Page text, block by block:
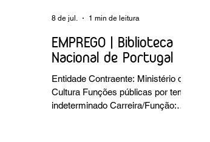
EMPREGO | Biblioteca
Nacional de Portugal
Entidade Contraente: Ministério da
Cultura Funções públicas por tempo
indeterminado Carreira/Função:
8 de jul. 1 min de leitura